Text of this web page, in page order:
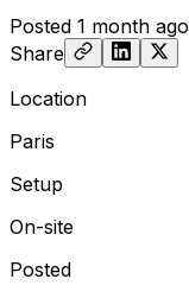
Posted 1 month ago
Share
Location
Paris
Setup
On-site
Posted